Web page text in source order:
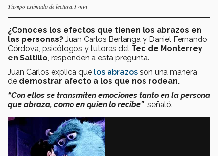
Tiempo estimado de lectura:1 min
¿Conoces los efectos que tienen los abrazos en
las personas? Juan Carlos Berlanga y Daniel Fernando
Córdova, psicólogos y tutores del Tec de Monterrey
en Saltillo , responden a esta pregunta.
Juan Carlos explica que los abrazos son una manera
de demostrar afecto a los que nos rodean.
“Con ellos se transmiten emociones tanto en la persona
que abraza, como en quien lo recibe”, señaló.